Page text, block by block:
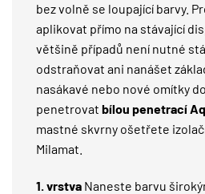
bez volně se loupající barvy.
aplikovat přímo na stávající
většině případů není nutné
odstraňovat ani nanášet
nasákavé nebo nové omítky
penetrovat bílou penetrací
mastné skvrny ošetřete
Milamat
1. vrstva Naneste barvu